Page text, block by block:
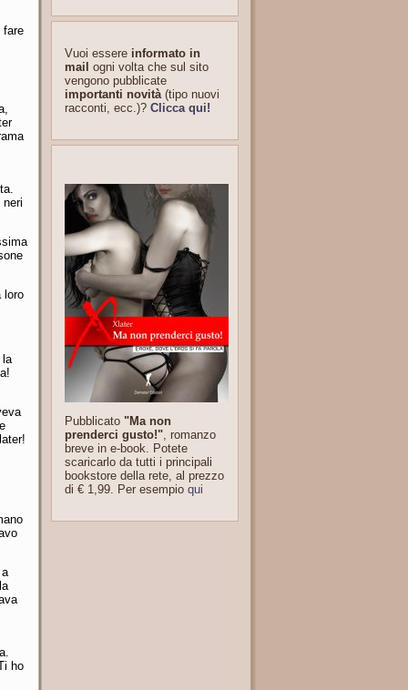
fare
loro
la
ho
Vuoi essere informato in
mail ogni volta che sul sito
vengono pubblicate
importanti novità(tipo nuovi
racconti, ecc.)? Clicca qui!
Pubblicato "Ma non
prenderci gusto!", romanzo
breve in e-book. Potete
scaricarlo da tutti i principali
bookstore della rete, al prezzo
di € 1,99. Per esempio qui